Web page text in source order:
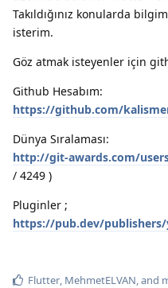
Takıldığınız konularda
isterim.
Göz atmak isteyenler için
Github Hesabım:
https://github.com/
Dünya Sıralaması:
http://git-awards.com/
/ 4249 )
Pluginler ;
https://pub.dev/
Flutter, MehmetELVAN, and